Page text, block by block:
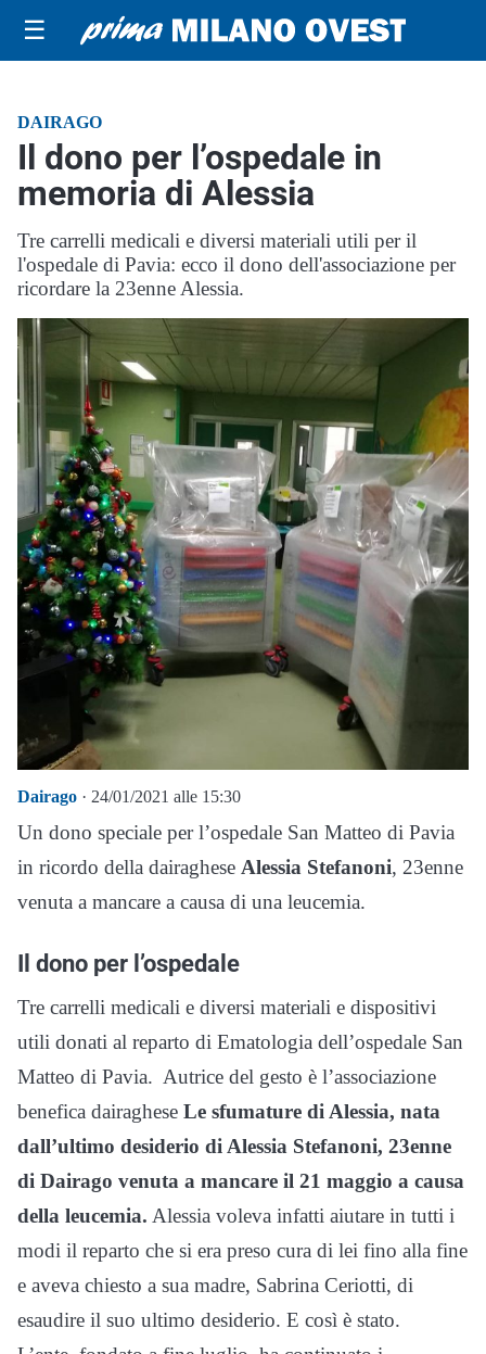
☰
DAIRAGO
Il dono per l’ospedale in
memoria di Alessia
Tre carrelli medicali e diversi materiali utili per il
l'ospedale di Pavia: ecco il dono dell'associazione per
ricordare la 23enne Alessia.
Dairago · 24/01/2021 alle 15:30
Un dono speciale per l’ospedale San Matteo di Pavia
in ricordo della dairaghese Alessia Stefanoni, 23enne
venuta a mancare a causa di una leucemia.
Il dono per l’ospedale
Tre carrelli medicali e diversi materiali e dispositivi
utili donati al reparto di Ematologia dell’ospedale San
Matteo di Pavia. Autrice del gesto è l’associazione
benefica dairaghese Le sfumature di Alessia, nata
dall’ultimo desiderio di Alessia Stefanoni, 23enne
di Dairago venuta a mancare il 21 maggio a causa
della leucemia. Alessia voleva infatti aiutare in tutti i
modi il reparto che si era preso cura di lei fino alla fine
e aveva chiesto a sua madre, Sabrina Ceriotti, di
esaudire il suo ultimo desiderio. E così è stato.